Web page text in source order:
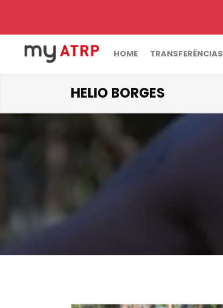
HOME TRANSFERÊNCIAS
HELIO BORGES